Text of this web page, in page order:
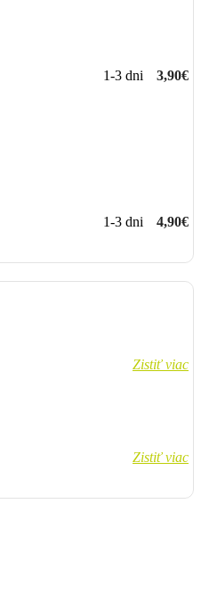
1-3 dni 3,90€
1-3 dni 4,90€
Zistiť viac
Zistiť viac